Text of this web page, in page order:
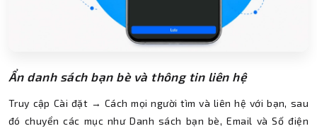
Ẩn danh sách bạn bè và thông tin liên hệ
Truy cập Cài đặt → Cách mọi người tìm và liên hệ với bạn, sau
đó chuyển các mục như Danh sách bạn bè, Email và Số điện